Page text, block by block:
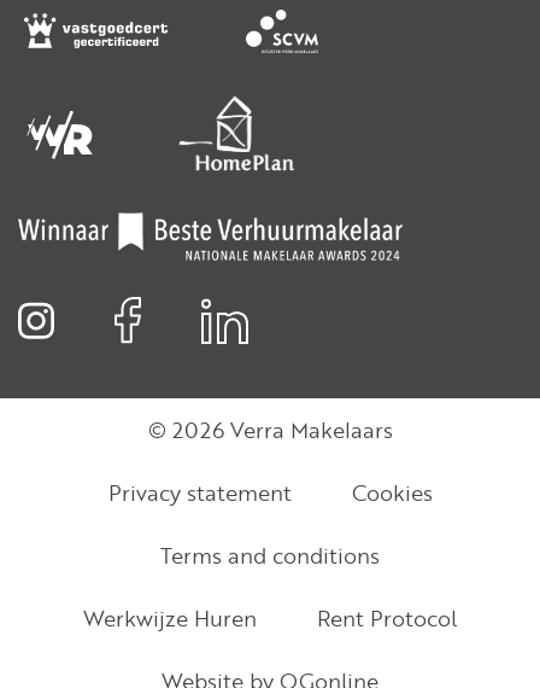
© 2026 Verra Makelaars
Privacy statement
Cookies
Terms and conditions
Werkwijze Huren
Rent Protocol
Website by OGonline